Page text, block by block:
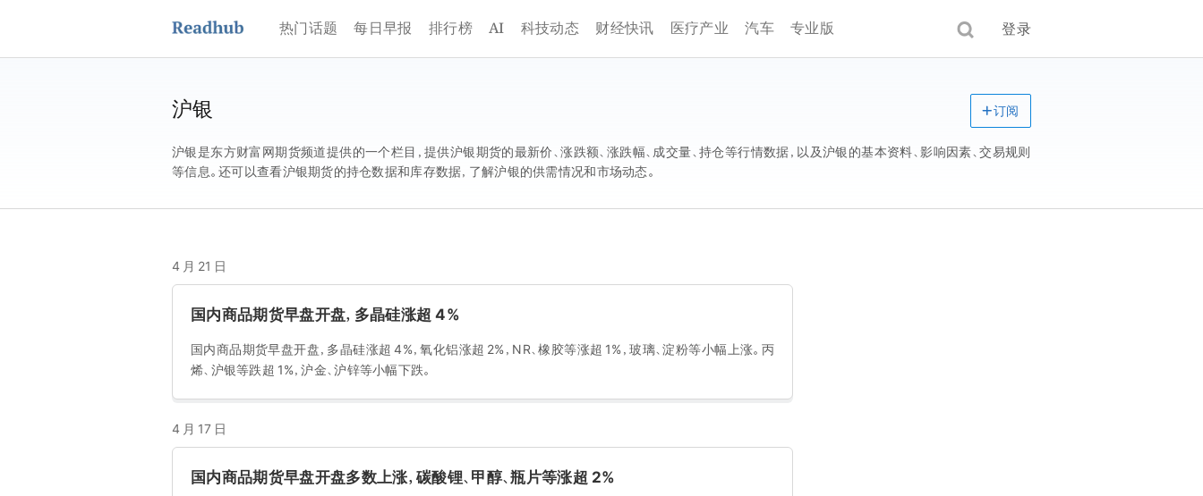
热门话题 每日早报 排行榜 AI 科技动态 财经快讯 医疗产业 汽车 专业版 登录
沪银
沪银是东方财富网期货频道提供的一个栏目，提供沪银期货的最新价、涨跌额、涨跌幅、成交量、持仓等行情数据，以及沪银的基本资料、影响因素、交易规则
等信息。还可以查看沪银期货的持仓数据和库存数据，了解沪银的供需情况和市场动态。
订阅
4 月 21 日
国内商品期货早盘开盘，多晶硅涨超 4%
国内商品期货早盘开盘，多晶硅涨超 4%，氧化铝涨超 2%，NR、橡胶等涨超 1%，玻璃、淀粉等小幅上涨。丙
烯、沪银等跌超 1%，沪金、沪锌等小幅下跌。
4 月 17 日
国内商品期货早盘开盘多数上涨，碳酸锂、甲醇、瓶片等涨超 2%